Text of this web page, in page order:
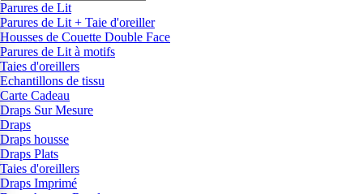
Parures de Lit
Parures de Lit + Taie d'oreiller
Housses de Couette Double Face
Parures de Lit à motifs
Taies d'oreillers
Echantillons de tissu
Carte Cadeau
Draps Sur Mesure
Draps
Draps housse
Draps Plats
Taies d'oreillers
Draps Imprimé